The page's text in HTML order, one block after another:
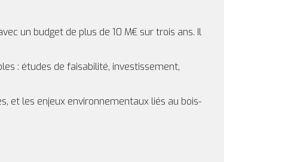
un budget de plus de 10 M€ sur trois ans. Il
: études de faisabilité, investissement,
et les enjeux environnementaux liés au bois-